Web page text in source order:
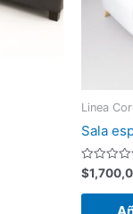
Linea
Sala
Valorado
con
0
$